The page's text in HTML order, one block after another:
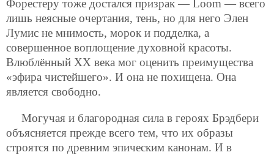
Форестеру тоже достался призрак — Loom — всего
лишь неясные очертания, тень, но для него Элен
Лумис не мнимость, морок и подделка, а
совершенное воплощение духовной красоты.
Влюблённый ХХ века мог оценить преимущества
«эфира чистейшего». И она не похищена. Она
является свободно.
Могучая и благородная сила в героях Брэдбери
объясняется прежде всего тем, что их образы
строятся по древним эпическим канонам. И в